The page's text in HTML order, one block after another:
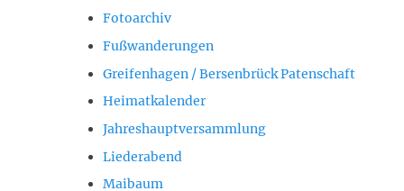
Fotoarchiv
Fußwanderungen
Greifenhagen / Bersenbrück Patenschaft
Heimatkalender
Jahreshauptversammlung
Liederabend
Maibaum